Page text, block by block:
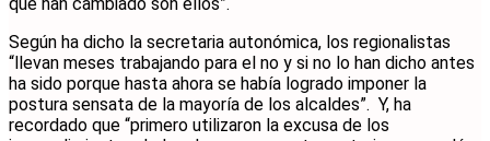
que han cambiado son ellos”.
Según ha dicho la secretaria autonómica, los regionalistas
“llevan meses trabajando para el no y si no lo han dicho antes
ha sido porque hasta ahora se había logrado imponer la
postura sensata de la mayoría de los alcaldes”. Y, ha
recordado que “primero utilizaron la excusa de los